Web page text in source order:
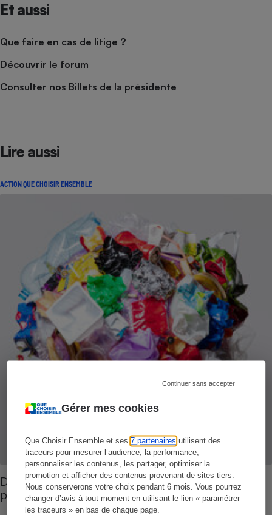
Gérer mes cookies
Que Choisir Ensemble et ses7 partenaires utilisent des
traceurs pour mesurer l’audience, la performance,
personnaliser les contenus, les partager, optimiser la
promotion et afficher des contenus provenant de sites tiers.
Nous conserverons votre choix pendant 6 mois. Vous pourrez
changer d’avis à tout moment en utilisant le lien « paramétrer
les traceurs » en bas de chaque page.
Continuer sans accepter
Et aussi
Que faire en cas de litige ?
Découvrir le forum
Consulter nos Billets de la présidente
Lire aussi
ACTION QUE CHOISIR ENSEMBLE
Déchets ménagers - Bonnet d’âne de la France
pour le recyclage